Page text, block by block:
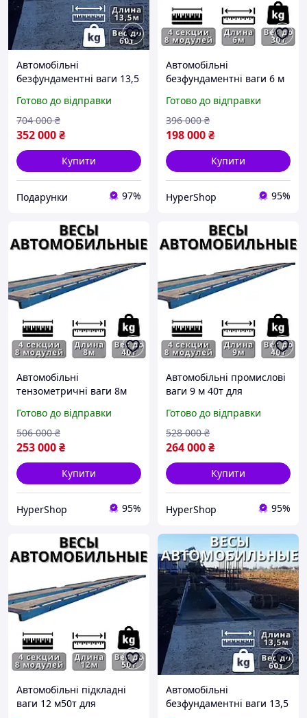
Автомобільні
безфундаментні ваги 13,5
автомобілів та
елеваторів, вантажні
ваги |ХОЧУ ЙОГО
Готово до відправки
352 000₴
704 000 ₴
Купити
Подарунки 97%
Автомобільні
безфундаментні ваги 6 м
тензометричні ваги 6 м
30 для вантажних
автомобілів
Готово до відправки
198 000₴
396 000 ₴
Купити
HyperShop 95%
Автомобільні
тензометричні ваги 8м
автомобілів, автомобільні
електронні ваги 40 тонн
Готово до відправки
253 000₴
506 000 ₴
Купити
HyperShop 95%
Автомобільні промислові
ваги 9 м 40т для
безфундаментні
автомобільні електронні
ваги
Готово до відправки
264 000₴
528 000 ₴
Купити
HyperShop 95%
Автомобільні підкладні
ваги 12 м50т для
Автомобільні
безфундаментні ваги 13,5